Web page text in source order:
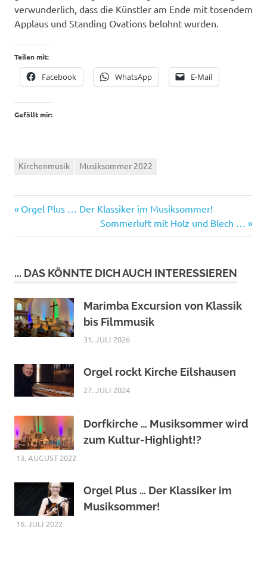
verwunderlich, dass die Künstler am Ende mit tosendem
Applaus und Standing Ovations belohnt wurden.
Teilen mit:
Facebook WhatsApp E-Mail
Gefällt mir:
Kirchenmusik Musiksommer 2022
Beitragsnavigation
Vorheriger
Orgel Plus … Der Klassiker im Musiksommer!
Nächster
Beitrag:
Sommerluft mit Holz und Blech …
... DAS KÖNNTE DICH AUCH INTERESSIEREN
Marimba Excursion von Klassik
bis Filmmusik
31. JULI 2026
Orgel rockt Kirche Eilshausen
27. JULI 2024
Dorfkirche … Musiksommer wird
zum Kultur-Highlight!?
13. AUGUST 2022
Orgel Plus … Der Klassiker im
Musiksommer!
16. JULI 2022